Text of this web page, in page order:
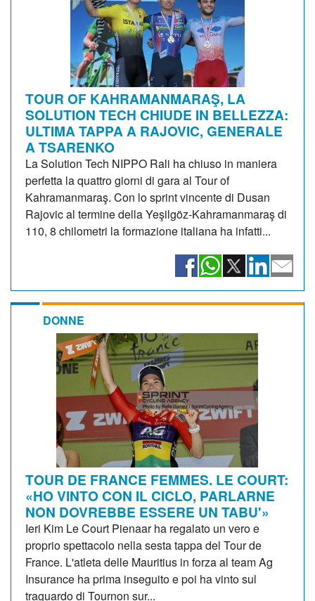
TOUR OF KAHRAMANMARAŞ, LA
SOLUTION TECH CHIUDE IN BELLEZZA:
ULTIMA TAPPA A RAJOVIC, GENERALE
A TSARENKO
La Solution Tech NIPPO Rali ha chiuso in maniera
perfetta la quattro giorni di gara al Tour of
Kahramanmaraş. Con lo sprint vincente di Dusan
Rajovic al termine della Yeşilgöz-Kahramanmaraş di
110, 8 chilometri la formazione italiana ha infatti...
DONNE
TOUR DE FRANCE FEMMES. LE COURT:
«HO VINTO CON IL CICLO, PARLARNE
NON DOVREBBE ESSERE UN TABU'»
Ieri Kim Le Court Pienaar ha regalato un vero e
proprio spettacolo nella sesta tappa del Tour de
France. L'atleta delle Mauritius in forza al team Ag
Insurance ha prima inseguito e poi ha vinto sul
traguardo di Tournon sur...